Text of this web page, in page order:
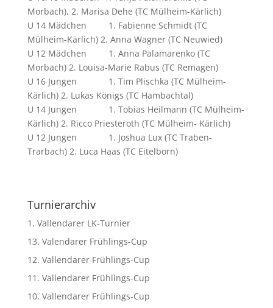
Morbach), 2. Marisa Dehe (TC Mülheim-Kärlich)
U 14 Mädchen 1. Fabienne Schmidt (TC
Mülheim-Kärlich) 2. Anna Wagner (TC Neuwied)
U 12 Mädchen 1. Anna Palamarenko (TC
Morbach) 2. Louisa-Marie Rabus (TC Remagen)
U 16 Jungen 1. Tim Plischka (TC Mülheim-
Kärlich) 2. Lukas Königs (TC Hambachtal)
U 14 Jungen 1. Tobias Heilmann (TC Mülheim-
Kärlich) 2. Ricco Priesteroth (TC Mülheim- Kärlich)
U 12 Jungen 1. Joshua Lux (TC Traben-
Trarbach) 2. Luca Haas (TC Eitelborn)
Turnierarchiv
1. Vallendarer LK-Turnier
13. Valendarer Frühlings-Cup
12. Vallendarer Frühlings-Cup
11. Vallendarer Frühlings-Cup
10. Vallendarer Frühlings-Cup